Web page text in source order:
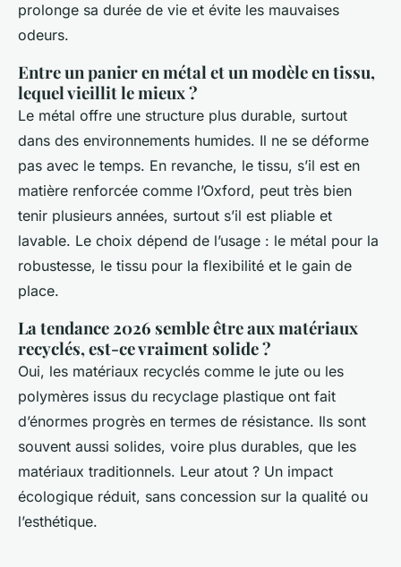
prolonge sa durée de vie et évite les mauvaises
odeurs.
Entre un panier en métal et un modèle en tissu,
lequel vieillit le mieux ?
Le métal offre une structure plus durable, surtout
dans des environnements humides. Il ne se déforme
pas avec le temps. En revanche, le tissu, s’il est en
matière renforcée comme l’Oxford, peut très bien
tenir plusieurs années, surtout s’il est pliable et
lavable. Le choix dépend de l’usage : le métal pour la
robustesse, le tissu pour la flexibilité et le gain de
place.
La tendance 2026 semble être aux matériaux
recyclés, est-ce vraiment solide ?
Oui, les matériaux recyclés comme le jute ou les
polymères issus du recyclage plastique ont fait
d’énormes progrès en termes de résistance. Ils sont
souvent aussi solides, voire plus durables, que les
matériaux traditionnels. Leur atout ? Un impact
écologique réduit, sans concession sur la qualité ou
l’esthétique.